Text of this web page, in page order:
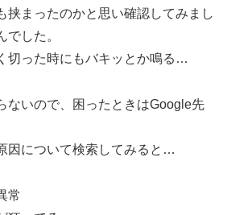
挟まったのかと思い確認してみまし
でした。
切った時にもバキッとか鳴る…
ないので、困ったときはGoogle先
因について検索してみると…
常